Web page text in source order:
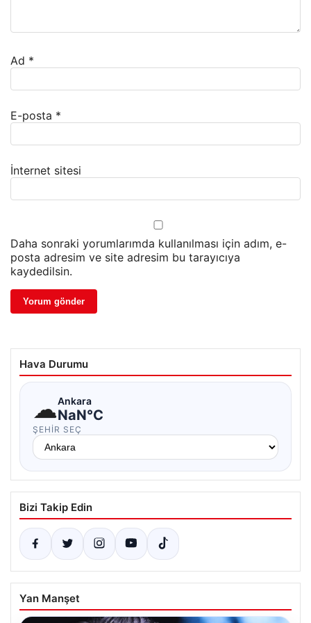
Ad *
E-posta *
İnternet sitesi
Daha sonraki yorumlarımda kullanılması için adım, e-
posta adresim ve site adresim bu tarayıcıya
kaydedilsin.
Hava Durumu
☁Ankara
NaN°C
ŞEHIR SEÇ
Bizi Takip Edin
Yan Manşet